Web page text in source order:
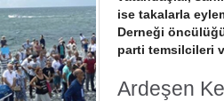
ise takalarla
Derneği
parti temsilcileri
Ardeşen